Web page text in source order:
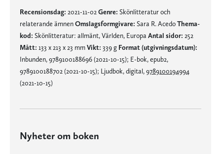
Recensionsdag: 2021-11-02 Genre: Skönlitteratur och
relaterande ämnenOmslagsformgivare: Sara R. AcedoThema-
kod: Skönlitteratur: allmänt, Världen, Europa Antal sidor: 252
Mått: 133 x 213 x 23 mmVikt: 339 g Format (utgivningsdatum):
Inbunden, 9789100188696 (2021-10-15); E-bok, epub2,
9789100188702 (2021-10-15); Ljudbok, digital,9789100194994
(2021-10-15)
Nyheter om boken